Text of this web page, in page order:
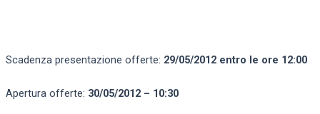
Scadenza presentazione offerte: 29/05/2012 entro le ore 12:00
Apertura offerte: 30/05/2012 – 10:30